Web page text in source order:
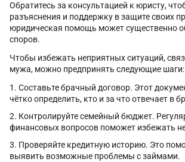
Обратитесь за консультацией к юристу,
разъяснения и поддержку в защите своих
юридическая помощь может существенно
споров.
Чтобы избежать неприятных ситуаций,
мужа, можно предпринять следующие шаги:
Составьте брачный договор. Этот
чётко определить, кто и за что отвечает в
Контролируйте семейный бюджет.
финансовых вопросов поможет избежать
Проверяйте кредитную историю. Это
выявить возможные проблемы с займами.